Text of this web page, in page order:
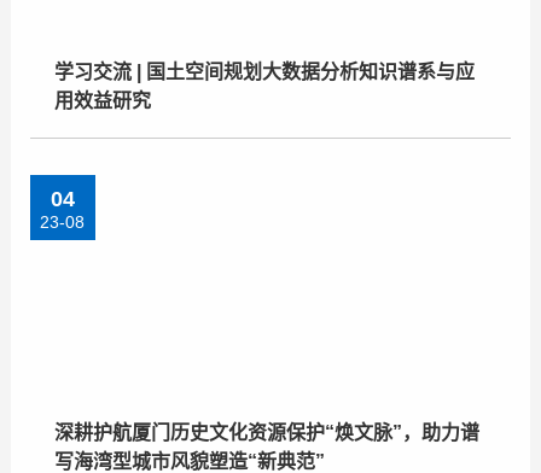
学习交流 | 国土空间规划大数据分析知识谱系与应
用效益研究
04
23-08
深耕护航厦门历史文化资源保护“焕文脉”，助力谱
写海湾型城市风貌塑造“新典范”